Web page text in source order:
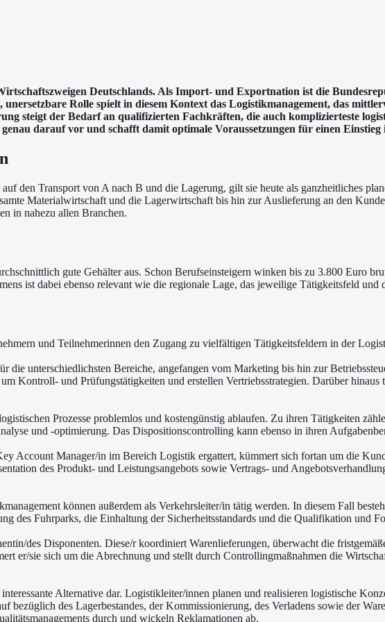
Deutschlands. Als Import- und Exportnation ist die
Rolle spielt in diesem Kontext das Logistikmanagement, das
steigt der Bedarf an qualifizierten Fachkräften, die auch komplizierteste
darauf vor und schafft damit optimale Voraussetzungen für einen Einstieg
den Transport von A nach B und die Lagerung, gilt sie heute als ganzheitliches
Materialwirtschaft und die Lagerwirtschaft bis hin zur Auslieferung an den
in nahezu allen Branchen.
gute Gehälter aus. Schon Berufseinsteigern winken bis zu 3.800 Euro
ist dabei ebenso relevant wie die regionale Lage, das jeweilige Tätigkeitsfeld
und Teilnehmerinnen den Zugang zu vielfältigen Tätigkeitsfeldern in der
die unterschiedlichsten Bereiche, angefangen vom Marketing bis hin zur
Kontroll- und Prüfungstätigkeiten und erstellen Vertriebsstrategien. Darüber hinaus
Prozesse problemlos und kostengünstig ablaufen. Zu ihren Tätigkeiten
und -optimierung. Das Dispositionscontrolling kann ebenso in ihren
Account Manager/in im Bereich Logistik ergattert, kümmert sich fortan um die
des Produkt- und Leistungsangebots sowie Vertrags- und
können außerdem als Verkehrsleiter/in tätig werden. In diesem Fall
des Fuhrparks, die Einhaltung der Sicherheitsstandards und die Qualifikation und
des Disponenten. Diese/r koordiniert Warenlieferungen, überwacht die
er/sie sich um die Abrechnung und stellt durch Controllingmaßnahmen die
Alternative dar. Logistikleiter/innen planen und realisieren logistische
bezüglich des Lagerbestandes, der Kommissionierung, des Verladens sowie der
durch und wickeln Reklamationen ab.